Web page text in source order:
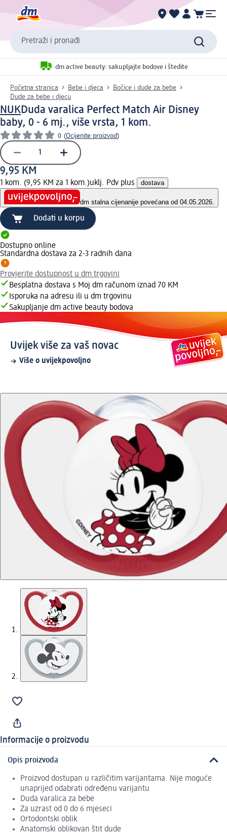
Pretraži i pronađi
dm active beauty: sakupljajte bodove i štedite
Početna stranica Bebe i djeca
Bočice i dude za bebe
Dude za bebe i djecu
NUKDuda varalica Perfect Match Air Disney
baby, 0 - 6 mj., više vrsta, 1 kom.
0 (Ocijenite proizvod)
9,95 KM
1 kom. (9,95 KM za 1 kom.)uklj. Pdv plus dostava
dm stalna cijenanije povećana od 04.05.2026.
Dodati u korpu
Dostupno online
Standardna dostava za 2-3 radnih dana
Provjerite dostupnost u dm trgovini
Besplatna dostava s Moj dm računom iznad 70 KM
Isporuka na adresu ili u dm trgovinu
Sakupljanje dm active beauty bodova
Uvijek više za vaš novac
Više o uvijekpovoljno
Informacije o proizvodu
Opis proizvoda
Proizvod dostupan u različitim varijantama. Nije moguće
unaprijed odabrati određenu varijantu
Duda varalica za bebe
Za uzrast od 0 do 6 mjeseci
Ortodontski oblik
Anatomski oblikovan štit dude